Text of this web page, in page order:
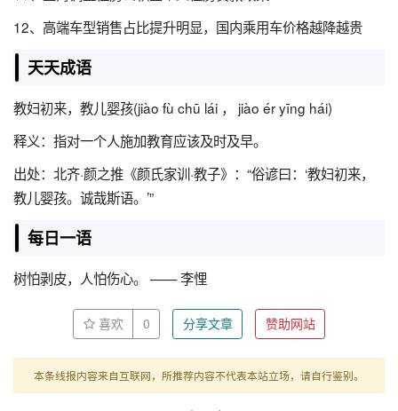
12、高端车型销售占比提升明显，国内乘用车价格越降越贵
天天成语
教妇初来，教儿婴孩(jiào fù chū lái ， jiào ér yīng hái)
释义：指对一个人施加教育应该及时及早。
出处：北齐·颜之推《颜氏家训·教子》：“俗谚曰：‘教妇初来，
教儿婴孩。诚哉斯语。’”
每日一语
树怕剥皮，人怕伤心。 —— 李悝
喜欢 0 分享文章 赞助网站
本条线报内容来自互联网，所推荐内容不代表本站立场，请自行鉴别。